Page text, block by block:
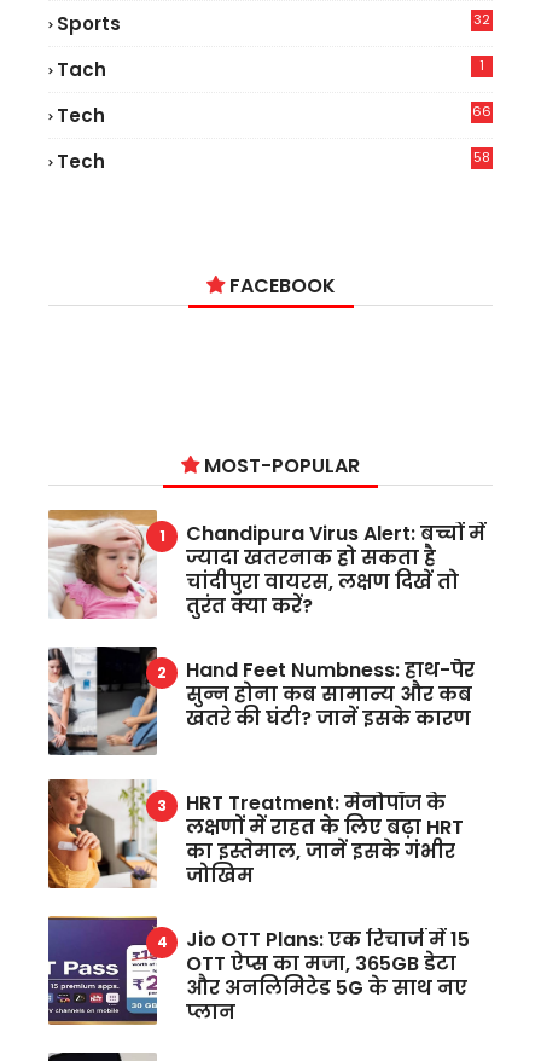
Sports 32
Tach 1
Tech
66
Tech
58
FACEBOOK
MOST-POPULAR
Chandipura Virus Alert: बच्चों में
ज्यादा खतरनाक हो सकता है
चांदीपुरा वायरस, लक्षण दिखें तो
तुरंत क्या करें?
Hand Feet Numbness: हाथ-पैर
सुन्न होना कब सामान्य और कब
खतरे की घंटी? जानें इसके कारण
HRT Treatment: मेनोपॉज के
लक्षणों में राहत के लिए बढ़ा HRT
का इस्तेमाल, जानें इसके गंभीर
जोखिम
Jio OTT Plans: एक रिचार्ज में 15
OTT ऐप्स का मजा, 365GB डेटा
और अनलिमिटेड 5G के साथ नए
प्लान